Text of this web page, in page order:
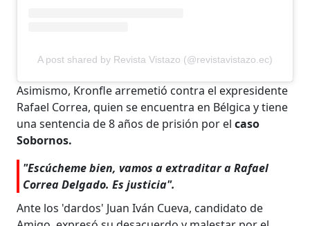
A post shared by Revista Vistazo (@revistavistazo.ec)
Asimismo, Kronfle arremetió contra el expresidente
Rafael Correa, quien se encuentra en Bélgica y tiene
una sentencia de 8 años de prisión por elcaso
Sobornos.
"Escúcheme bien, vamos a extraditar a Rafael
Correa Delgado. Es justicia".
Ante los 'dardos' Juan Iván Cueva, candidato de